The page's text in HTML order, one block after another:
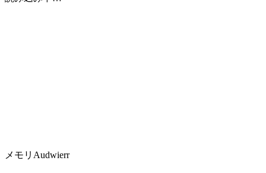
メモリ Audwierr